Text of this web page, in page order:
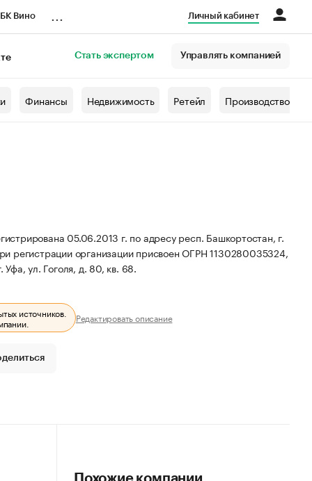
Вино Личный кабинет
Стать экспертом Управлять компанией
Финансы Недвижимость Ретейл Производство
05.06.2013 г. по адресу респ. Башкортостан, г.
регистрации организации присвоен ОГРН 1130280035324,
ул. Гоголя, д. 80, кв. 68.
источников. Редактировать описание